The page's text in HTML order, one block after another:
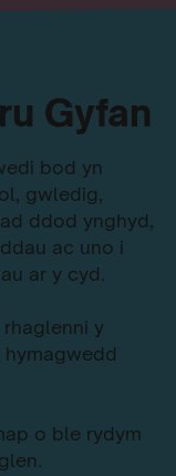
Gyfan
bod yn
gwledig,
ddod ynghyd,
ac uno i
ar y cyd.
y
o ble rydym